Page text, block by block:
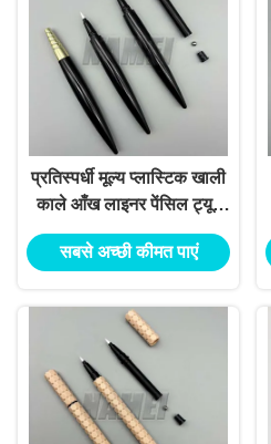
प्रतिस्पर्धी मूल्य प्लास्टिक खाली
काले आँख लाइनर पेंसिल ट्यूब
खाली Eyeliner पेन
सबसे अच्छी कीमत पाएं